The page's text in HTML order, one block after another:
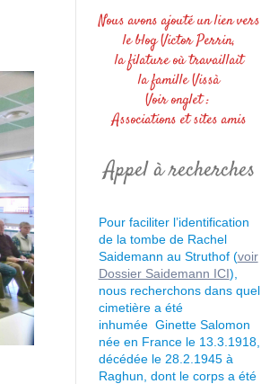
Nous avons ajouté un lien vers
le blog Victor Perrin,
la filature où travaillait
la famille Vissà
Voir onglet :
Associations et sites amis
Appel à recherches
Pour faciliter l’identification
de la tombe de Rachel
Saidemann au Struthof (voir
Dossier Saidemann ICI),
nous recherchons dans quel
cimetière a été
inhumée Ginette Salomon
née en France le 13.3.1918,
décédée le 28.2.1945 à
Raghun, dont le corps a été